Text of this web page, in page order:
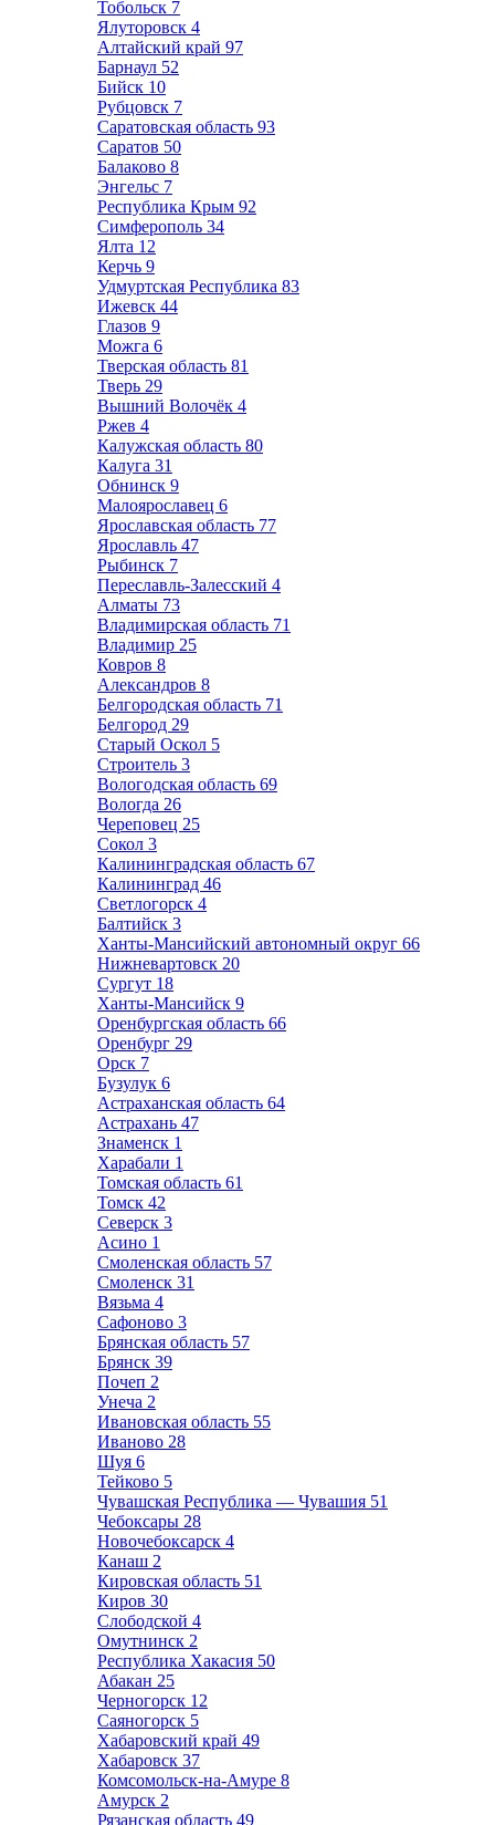
Тобольск 7
Ялуторовск 4
Алтайский край 97
Барнаул 52
Бийск 10
Рубцовск 7
Саратовская область 93
Саратов 50
Балаково 8
Энгельс 7
Республика Крым 92
Симферополь 34
Ялта 12
Керчь 9
Удмуртская Республика 83
Ижевск 44
Глазов 9
Можга 6
Тверская область 81
Тверь 29
Вышний Волочёк 4
Ржев 4
Калужская область 80
Калуга 31
Обнинск 9
Малоярославец 6
Ярославская область 77
Ярославль 47
Рыбинск 7
Переславль-Залесский 4
Алматы 73
Владимирская область 71
Владимир 25
Ковров 8
Александров 8
Белгородская область 71
Белгород 29
Старый Оскол 5
Строитель 3
Вологодская область 69
Вологда 26
Череповец 25
Сокол 3
Калининградская область 67
Калининград 46
Светлогорск 4
Балтийск 3
Ханты-Мансийский автономный округ 66
Нижневартовск 20
Сургут 18
Ханты-Мансийск 9
Оренбургская область 66
Оренбург 29
Орск 7
Бузулук 6
Астраханская область 64
Астрахань 47
Знаменск 1
Харабали 1
Томская область 61
Томск 42
Северск 3
Асино 1
Смоленская область 57
Смоленск 31
Вязьма 4
Сафоново 3
Брянская область 57
Брянск 39
Почеп 2
Унеча 2
Ивановская область 55
Иваново 28
Шуя 6
Тейково 5
Чувашская Республика — Чувашия 51
Чебоксары 28
Новочебоксарск 4
Канаш 2
Кировская область 51
Киров 30
Слободской 4
Омутнинск 2
Республика Хакасия 50
Абакан 25
Черногорск 12
Саяногорск 5
Хабаровский край 49
Хабаровск 37
Комсомольск-на-Амуре 8
Амурск 2
Рязанская область 49